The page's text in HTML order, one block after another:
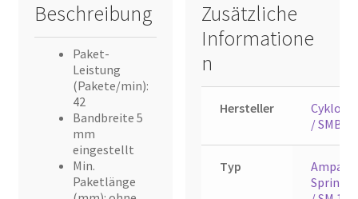
Beschreibung
Paket-
Leistung
(Pakete/min):
42
Bandbreite 5
mm
eingestellt
Min.
Paketlänge
Zusätzliche
Informatione
n
Hersteller
Cyklop
/ SMB
Typ
Ampag
Sprint